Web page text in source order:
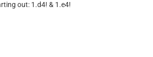
out: 1.d4! & 1.e4!